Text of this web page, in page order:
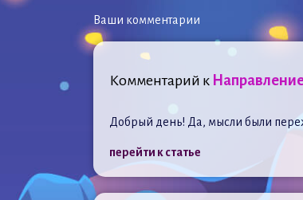
Ваши комментарии
Комментарий к
Добрый день! Да, мысли были
перейти к статье